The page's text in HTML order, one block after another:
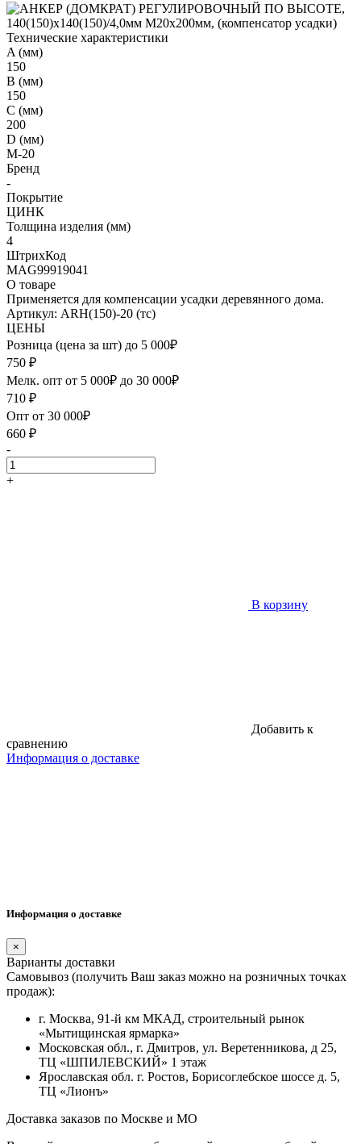
Технические характеристики
A (мм)
150
B (мм)
150
C (мм)
200
D (мм)
М-20
Бренд
-
Покрытие
ЦИНК
Толщина изделия (мм)
4
ШтрихКод
MAG99919041
О товаре
Применяется для компенсации усадки деревянного дома.
Артикул: ARH(150)-20 (тс)
ЦЕНЫ
Розница (цена за шт) до 5 000₽
750 ₽
Мелк. опт от 5 000₽ до 30 000₽
710 ₽
Опт от 30 000₽
660 ₽
-
+
В корзину
Добавить к
сравнению
Информация о доставке
Информация о доставке
×
Варианты доставки
Самовывоз (получить Ваш заказ можно на розничных точках
продаж):
г. Москва, 91-й км МКАД, строительный рынок
«Мытищинская ярмарка»
Московская обл., г. Дмитров, ул. Веретенникова, д 25,
ТЦ «ШПИЛЕВСКИЙ» 1 этаж
Ярославская обл. г. Ростов, Борисоглебское шоссе д. 5,
ТЦ «Лионъ»
Доставка заказов по Москве и МО